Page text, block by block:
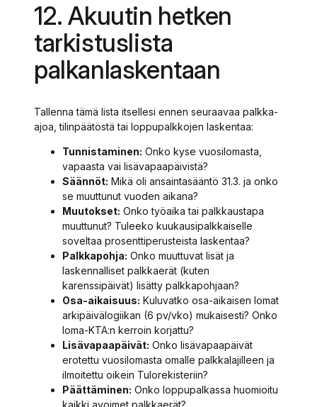
12. Akuutin hetken
tarkistuslista
palkanlaskentaan
Tallenna tämä lista itsellesi ennen seuraavaa palkka-
ajoa, tilinpäätöstä tai loppupalkkojen laskentaa:
Tunnistaminen: Onko kyse vuosilomasta,
vapaasta vai lisävapaapäivistä?
Säännöt: Mikä oli ansaintasääntö 31.3. ja onko
se muuttunut vuoden aikana?
Muutokset: Onko työaika tai palkkaustapa
muuttunut? Tuleeko kuukausipalkkaiselle
soveltaa prosenttiperusteista laskentaa?
Palkkapohja: Onko muuttuvat lisät ja
laskennalliset palkkaerät (kuten
karenssipäivät) lisätty palkkapohjaan?
Osa-aikaisuus: Kuluvatko osa-aikaisen lomat
arkipäivälogiikan (6 pv/vko) mukaisesti? Onko
loma-KTA:n kerroin korjattu?
Lisävapaapäivät: Onko lisävapaapäivät
erotettu vuosilomasta omalle palkkalajilleen ja
ilmoitettu oikein Tulorekisteriin?
Päättäminen: Onko loppupalkassa huomioitu
kaikki avoimet palkkaerät?